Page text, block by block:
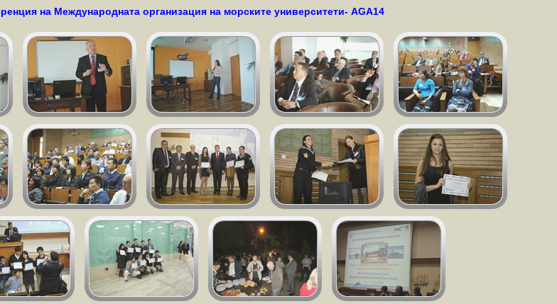
на Международната организация на морските университети- AGA14